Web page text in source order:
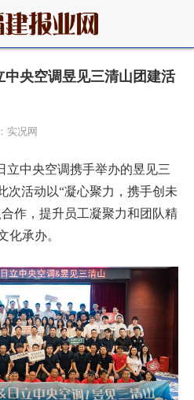
央空调昱见三清山团建活
实况网
立中央空调携手举办的昱见三
次活动以“凝心聚力，携手创未
作，提升员工凝聚力和团队精
化承办。